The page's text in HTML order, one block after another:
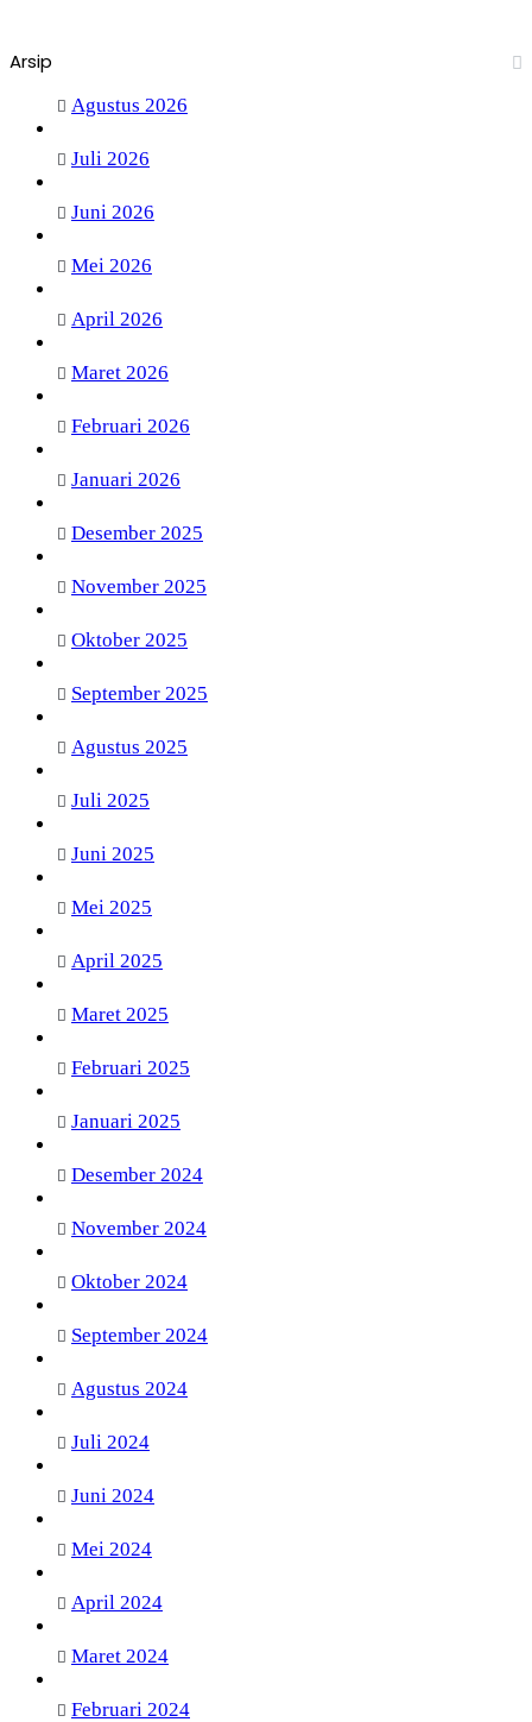
Arsip
Agustus 2026
Juli 2026
Juni 2026
Mei 2026
April 2026
Maret 2026
Februari 2026
Januari 2026
Desember 2025
November 2025
Oktober 2025
September 2025
Agustus 2025
Juli 2025
Juni 2025
Mei 2025
April 2025
Maret 2025
Februari 2025
Januari 2025
Desember 2024
November 2024
Oktober 2024
September 2024
Agustus 2024
Juli 2024
Juni 2024
Mei 2024
April 2024
Maret 2024
Februari 2024